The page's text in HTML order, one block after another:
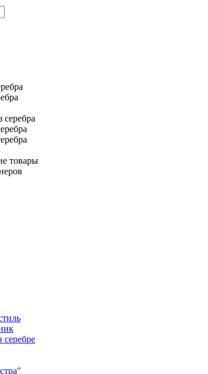
товары
серебре